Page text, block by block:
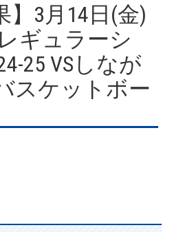
】3月14日(金)
ギュラーシ
25 VSしなが
スケットボー